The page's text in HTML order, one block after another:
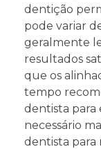
dentição
pode variar
geralmente
resultados
que os
tempo
dentista para
necessário
dentista para